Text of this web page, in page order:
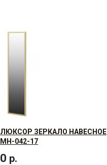
ЛЮКСОР ЗЕРКАЛО НАВЕСНОЕ
МН-042-17
0 р.